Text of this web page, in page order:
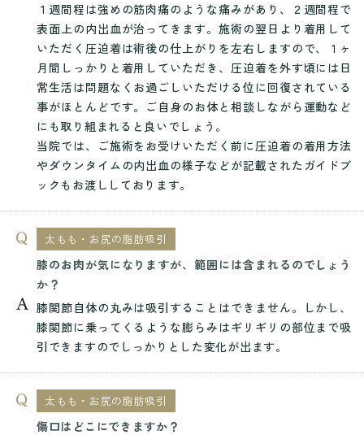
１週間程は強めの筋肉痛のような痛みがあり、２週間程で
表面上の内出血が治ってきます。施術の翌日より着用して
いただく圧迫着は術後の仕上がりを左右しますので、１ヶ
月間しっかりと着用していただき、圧迫着を外す頃には日
常生活は問題なくお過ごしいただける位に回復されている
事がほとんどです。ご自身のお体と相談しながら運動など
にも取り組まれると良いでしょう。
当院では、ご施術をお受けいただく前に圧迫着の着用方法
やダウンタイムの内出血の様子などが記載されたガイドブ
ックもお渡ししております。
太もも・お尻の脂肪吸引
膝のお肉が気になりますが、範囲には含まれるのでしょう
か？
膝関節自体の丸みは吸引することはできません。しかし、
膝関節に乗ってくるような膨らみはギリギリの部位まで吸
引できますのでしっかりとした変化が出ます。
太もも・お尻の脂肪吸引
傷口はどこにできますか？